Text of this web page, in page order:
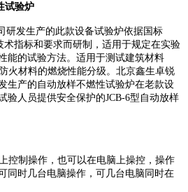
试验炉
研发生产的此款设备试验炉依据国标
术指标和要求而研制，适用于规定在实验
能的试验方法。适用于测试建筑材料
火材料的燃烧性能分级。北京鑫生卓锐
生产的自动放样不燃性试验炉在老款设
验人员提供安全保护的JCB-6型自动放样
控制操作，也可以在电脑上操控，操作
同时几台电脑操作，可几台电脑同时在